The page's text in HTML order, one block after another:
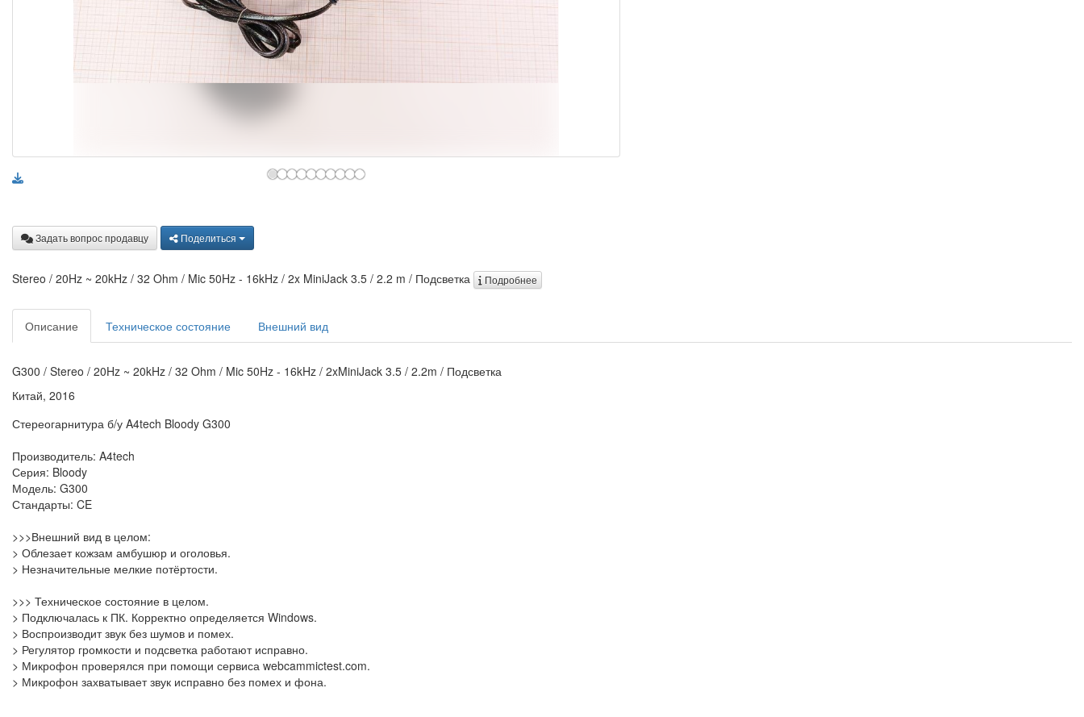
Задать вопрос продавцу Поделиться
Stereo / 20Hz ~ 20kHz / 32 Ohm / Mic 50Hz - 16kHz / 2x MiniJack 3.5 / 2.2 m / Подсветка Подробнее
Описание Техническое состояние Внешний вид
G300 / Stereo / 20Hz ~ 20kHz / 32 Ohm / Mic 50Hz - 16kHz / 2xMiniJack 3.5 / 2.2m / Подсветка
Китай, 2016
Стереогарнитура б/у A4tech Bloody G300
Производитель: A4tech
Серия: Bloody
Модель: G300
Стандарты: CE
>>>Внешний вид в целом:
> Облезает кожзам амбушюр и оголовья.
> Незначительные мелкие потёртости.
>>> Техническое состояние в целом.
> Подключалась к ПК. Корректно определяется Windows.
> Воспроизводит звук без шумов и помех.
> Регулятор громкости и подсветка работают исправно.
> Микрофон проверялся при помощи сервиса webcammictest.com.
> Микрофон захватывает звук исправно без помех и фона.